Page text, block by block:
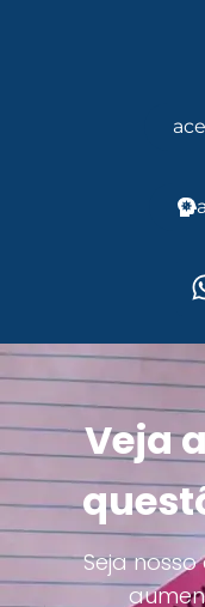
Veja
Seja